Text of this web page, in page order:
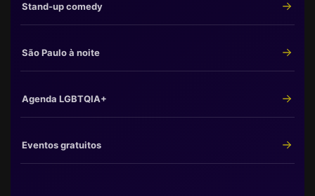
Stand-up comedy
São Paulo à noite
Agenda LGBTQIA+
Eventos gratuitos